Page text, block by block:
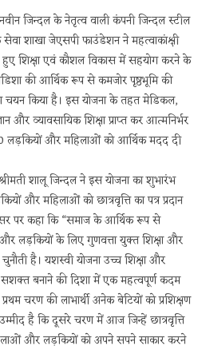
नवीन जिन्दल के नेतृत्व वाली कंपनी जिन्दल स्टील
शाखा जेएसपी फाउंडेशन ने महत्वाकांक्षी
हुए शिक्षा एवं कौशल विकास में सहयोग करने के
की आर्थिक रूप से कमजोर पृष्ठभूमि की
किया है। इस योजना के तहत मेडिकल,
और व्यावसायिक शिक्षा प्राप्त कर आत्मनिर्भर
और महिलाओं को आर्थिक मदद दी
शालू जिन्दल ने इस योजना का शुभारंभ
और महिलाओं को छात्रवृत्ति का पत्र प्रदान
पर कहा कि “समाज के आर्थिक रूप से
लड़कियों के लिए गुणवत्ता युक्त शिक्षा और
है। यशस्वी योजना उच्च शिक्षा और
बनाने की दिशा में एक महत्वपूर्ण कदम
चरण की लाभार्थी अनेक बेटियों को प्रशिक्षण
है कि दूसरे चरण में आज जिन्हें छात्रवृत्ति
और लड़कियों को अपने सपने साकार करने